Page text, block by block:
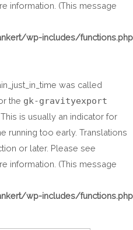
information. (This message
wp-includes/functions.php
was called
the gk-gravityexport
is usually an indicator for
running too early. Translations
or later. Please see
information. (This message
wp-includes/functions.php